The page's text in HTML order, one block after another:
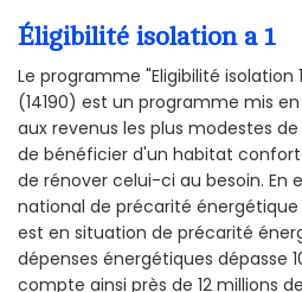
Éligibilité isolation a 1
Le programme "Eligibilité isolation
(14190) est un programme mis
aux revenus les plus modestes de
de bénéficier d'un habitat
de rénover celui-ci au besoin. En
national de précarité énergétique
est en situation de précarité
dépenses énergétiques dépasse
compte ainsi près de 12 millions